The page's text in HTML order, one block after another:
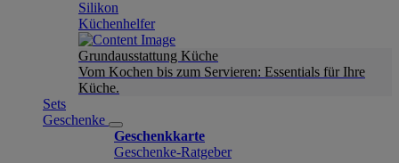
Silikon
Küchenhelfer
Grundausstattung Küche
Vom Kochen bis zum Servieren: Essentials für Ihre
Küche.
Sets
Geschenke
Geschenkkarte
Geschenke-Ratgeber